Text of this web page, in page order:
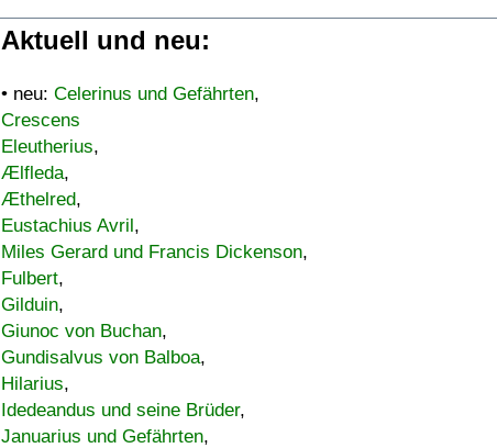
Aktuell und neu:
• neu: Celerinus und Gefährten,
Crescens
Eleutherius,
Ælfleda,
Æthelred,
Eustachius Avril,
Miles Gerard und Francis Dickenson,
Fulbert,
Gilduin,
Giunoc von Buchan,
Gundisalvus von Balboa,
Hilarius,
Idedeandus und seine Brüder,
Januarius und Gefährten,